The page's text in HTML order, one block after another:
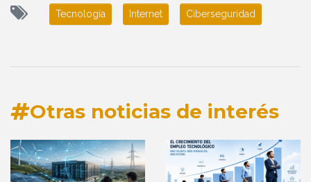
Tecnología Internet Ciberseguridad
Otras noticias de interés